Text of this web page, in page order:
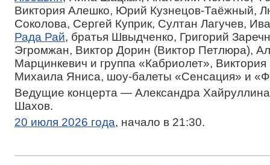
Виктория Алешко, Юрий Кузнецов-Таёжный,
Соколова, Сергей Куприк, Султан Лагучев,
Рада Рай, братья Швыдченко, Григорий
Эгромжан, Виктор Дорин (Виктор Петлюра),
Марцинкевич и группа «Кабриолет»,
Михаила Яниса, шоу-балеты «Сенсация» и
Ведущие концерта — Александра
Шахов.
20 июля 2026 года, начало в 21:30.